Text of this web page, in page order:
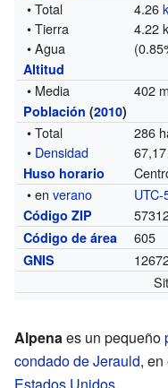
• Total 4.26
• Tierra
4.22
• Agua
Altitud
• Media 402
Población (2010)
• Total
286
• Densidad
Huso horario
• enverano UTC-
Código ZIP
Código de área 605
GNIS
Alpenaes un pequeño
condado de Jerauld,
Estados Unidos